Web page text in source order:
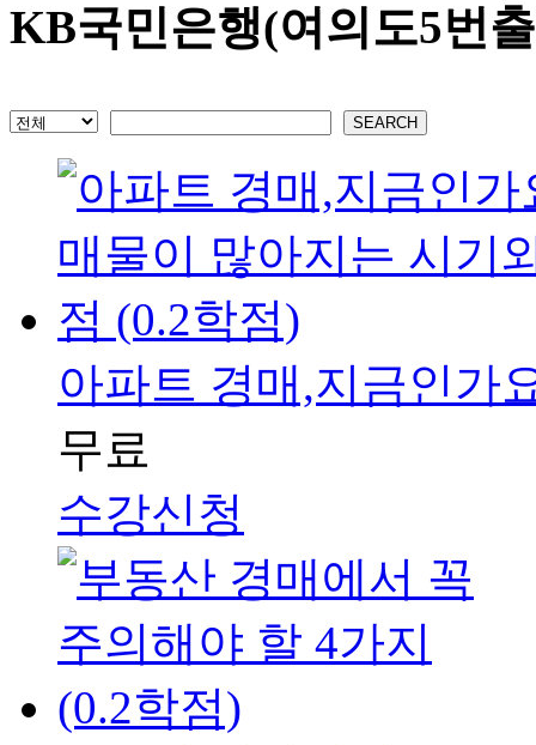
KB국민은행(여의도5번
아파트 경매,지금인가
무료
수강신청